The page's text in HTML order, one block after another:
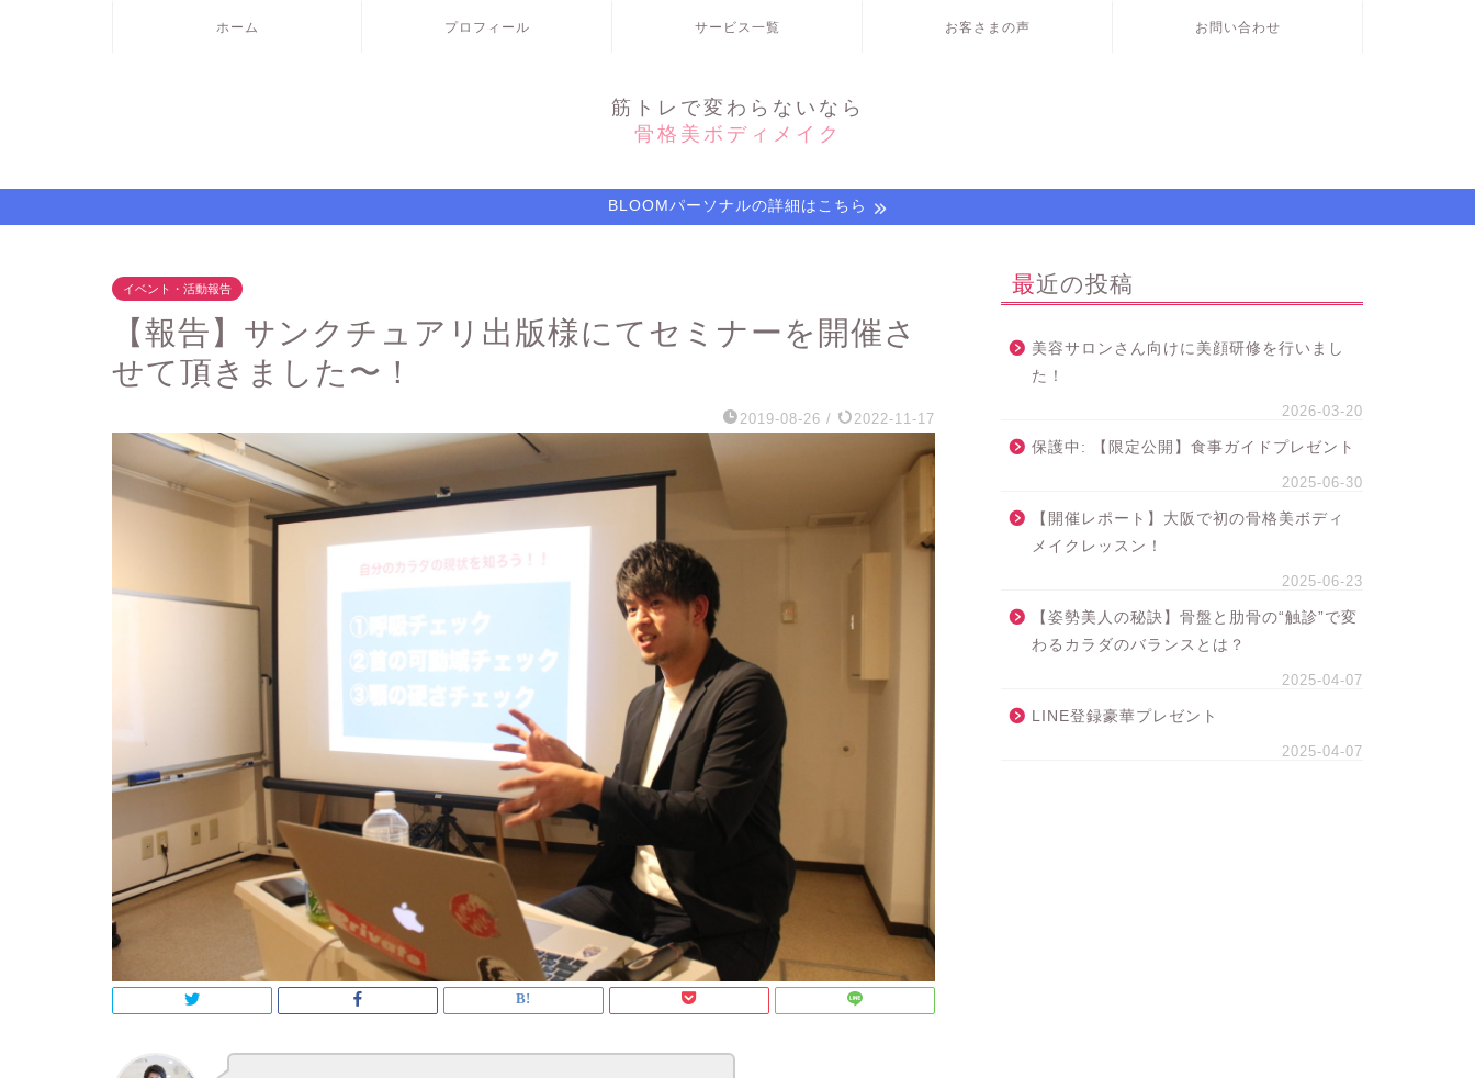
ホーム プロフィール サービス一覧 お客さまの声 お問い合わせ
筋トレで変わらないなら
骨格美ボディメイク
BLOOMパーソナルの詳細はこちら
イベント・活動報告
【報告】サンクチュアリ出版様にてセミナーを開催さ
せて頂きました〜！
2019-08-26 / 2022-11-17
最近の投稿
美容サロンさん向けに美顔研修を行いまし
た！
2026-03-20
保護中: 【限定公開】食事ガイドプレゼント
2025-06-30
【開催レポート】大阪で初の骨格美ボディ
メイクレッスン！
2025-06-23
【姿勢美人の秘訣】骨盤と肋骨の“触診”で変
わるカラダのバランスとは？
2025-04-07
LINE登録豪華プレゼント
2025-04-07